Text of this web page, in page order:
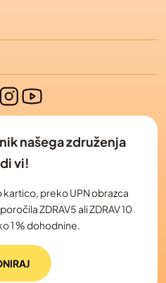
našega združenja
vi!
preko UPN obrazca
ZDRAV5 ali ZDRAV 10
1 % dohodnine.